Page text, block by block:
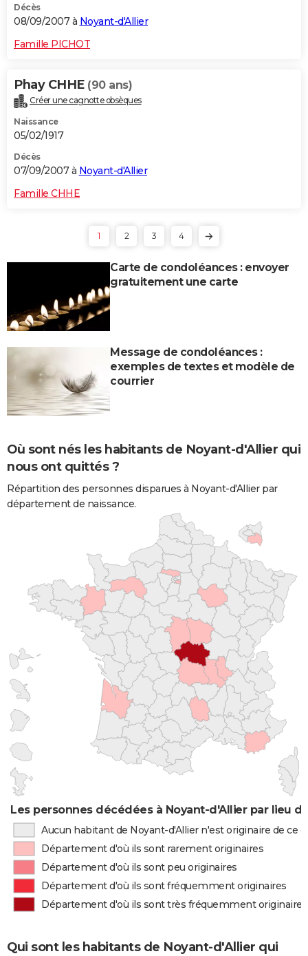
Décès
08/09/2007 à Noyant-d'Allier
Famille PICHOT
Phay CHHE (90 ans)
Créer une cagnotte obsèques
Naissance
05/02/1917
Décès
07/09/2007 à Noyant-d'Allier
Famille CHHE
1 2 3 4
Carte de condoléances : envoyer
gratuitement une carte
Message de condoléances :
exemples de textes et modèle de
courrier
Où sont nés les habitants de Noyant-d'Allier qui
nous ont quittés ?
Répartition des personnes disparues à Noyant-d'Allier par
département de naissance.
Les personnes décédées à Noyant-d'Allier par lieu
Aucun habitant de Noyant-d'Allier n'est originaire de ce
Département d'où ils sont rarement originaires
Département d'où ils sont peu originaires
Département d'où ils sont fréquemment originaires
Département d'où ils sont très fréquemment originaires
Qui sont les habitants de Noyant-d'Allier qui